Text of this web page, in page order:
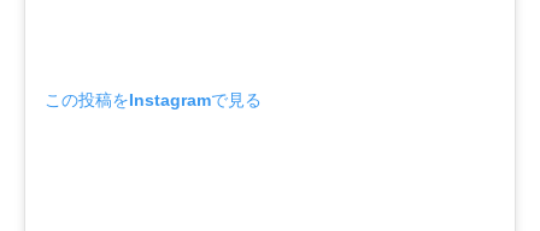
この投稿をInstagramで見る